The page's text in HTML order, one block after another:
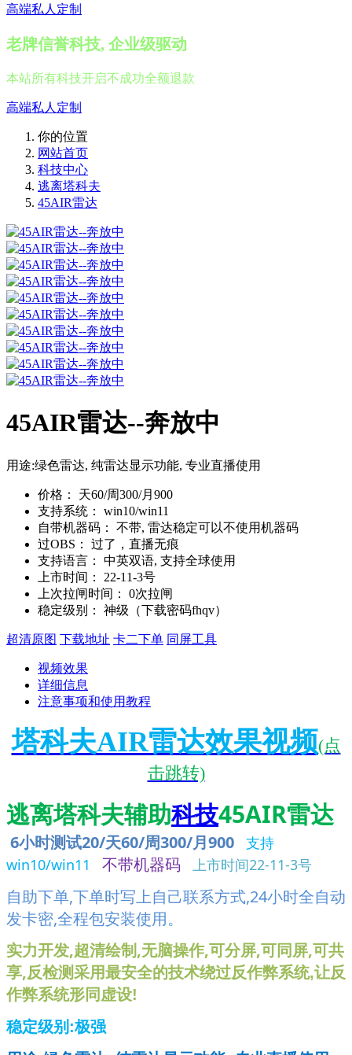
高端私人定制
老牌信誉科技, 企业级驱动
本站所有科技开启不成功全额退款
高端私人定制
你的位置
网站首页
科技中心
逃离塔科夫
45AIR雷达
45AIR雷达--奔放中
用途:绿色雷达, 纯雷达显示功能, 专业直播使用
价格：
天60/周300/月900
支持系统：
win10/win11
自带机器码：
不带, 雷达稳定可以不使用机器码
过OBS：
过了，直播无痕
支持语言：
中英双语, 支持全球使用
上市时间：
22-11-3号
上次拉闸时间：
0次拉闸
稳定级别：
神级（下载密码fhqv）
超清原图 下载地址 卡二下单 同屏工具
视频效果
详细信息
注意事项和使用教程
塔科夫AIR雷达效果视频(点
击跳转)
逃离塔科夫辅助科技45AIR雷达
6小时测试20/天60/周300/月900 支持
win10/win11
不带机器码 上市时间22-11-3号
自助下单,下单时写上自己联系方式,24小时全自动
发卡密,全程包安装使用。
实力开发,超清绘制,无脑操作,可分屏,可同屏,可共
享,反检测采用最安全的技术绕过反作弊系统,让反
作弊系统形同虚设!
稳定级别:极强